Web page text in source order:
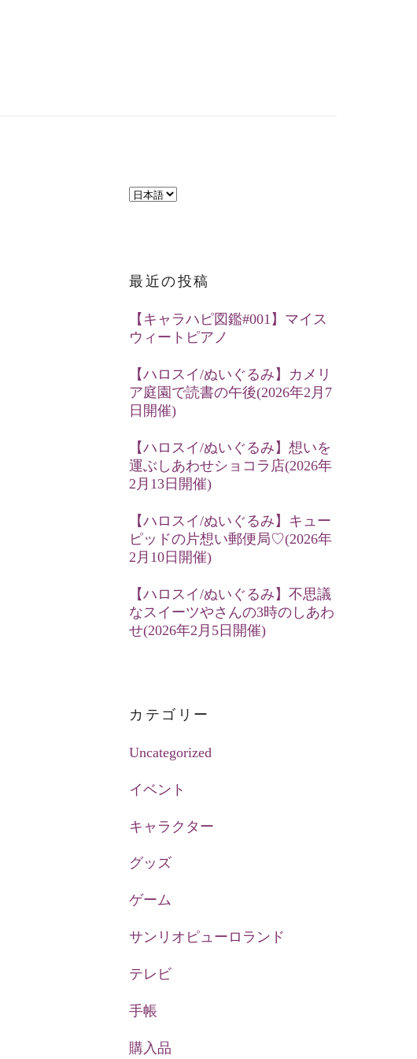
言
択
最近の投稿
【キャラハピ図鑑#001】マイス
ウィートピアノ
【ハロスイ/ぬいぐるみ】カメリ
ア庭園で読書の午後(2026年2月7
日開催)
【ハロスイ/ぬいぐるみ】想いを
運ぶしあわせショコラ店(2026年
2月13日開催)
【ハロスイ/ぬいぐるみ】キュー
ピッドの片想い郵便局♡(2026年
2月10日開催)
【ハロスイ/ぬいぐるみ】不思議
なスイーツやさんの3時のしあわ
せ(2026年2月5日開催)
カテゴリー
Uncategorized
イベント
キャラクター
グッズ
ゲーム
サンリオピューロランド
テレビ
手帳
購入品